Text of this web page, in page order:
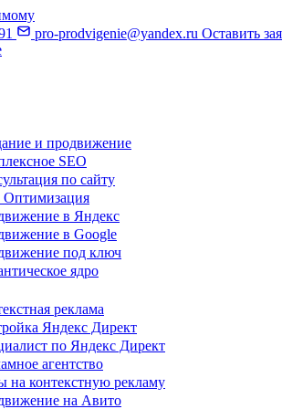
pro-prodvigenie@yandex.ru Оставить
и продвижение
SEO
по сайту
Оптимизация
в Яндекс
в Google
под ключ
ядро
реклама
Яндекс Директ
по Яндекс Директ
агентство
на контекстную рекламу
на Авито